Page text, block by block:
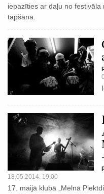
iepazīties ar daļu no
tapšanā.
18.05.2014. 19:00
17. maijā klubā „Melnā